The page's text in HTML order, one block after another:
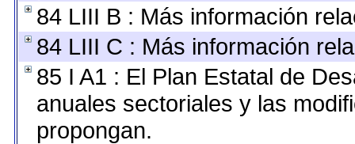
84 LIII B : Más información
84 LIII C : Más información
85 I A1 : El Plan Estatal de
anuales sectoriales y las
propongan.